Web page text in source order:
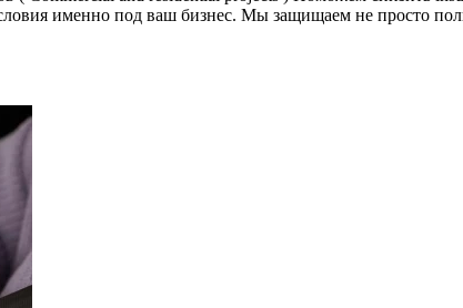
именно под ваш бизнес. Мы защищаем не просто